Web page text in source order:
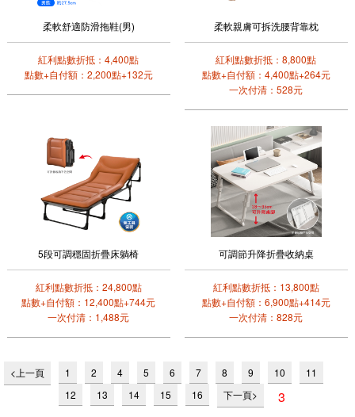
柔軟舒適防滑拖鞋(男)
紅利點數折抵：4,400點
點數+自付額：2,200點+132元
柔軟親膚可拆洗腰背靠枕
紅利點數折抵：8,800點
點數+自付額：4,400點+264元
一次付清：528元
5段可調穩固折疊床躺椅
紅利點數折抵：24,800點
點數+自付額：12,400點+744元
一次付清：1,488元
可調節升降折疊收納桌
紅利點數折抵：13,800點
點數+自付額：6,900點+414元
一次付清：828元
<上一頁 1 2 4 5 6 7 8 9 10
11
12
13 14 15 16 下一頁> 3